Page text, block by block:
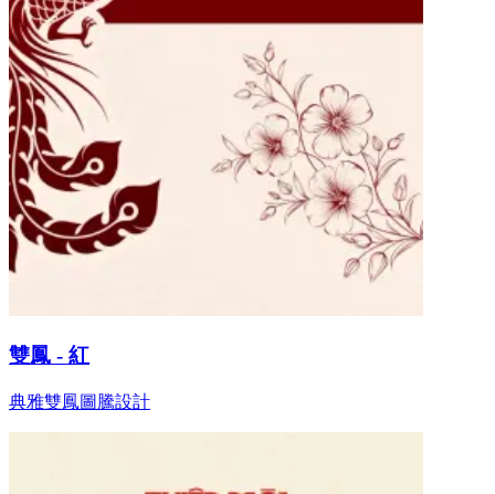
雙鳳 - 紅
典雅雙鳳圖騰設計